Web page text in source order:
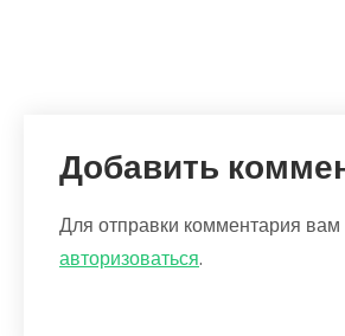
Добавить
Для отправки комментария
авторизоваться.